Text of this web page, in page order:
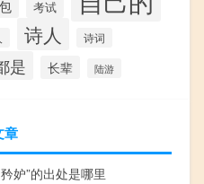
考试
诗人 诗词
是 长辈 陆游
章
妒”的出处是哪里